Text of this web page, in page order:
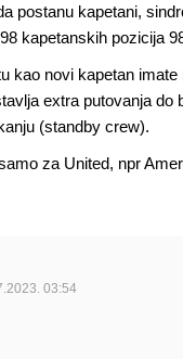
postanu kapetani,
kapetanskih pozicija
kao novi kapetan
extra putovanja
(standby crew).
za United, npr
03:54